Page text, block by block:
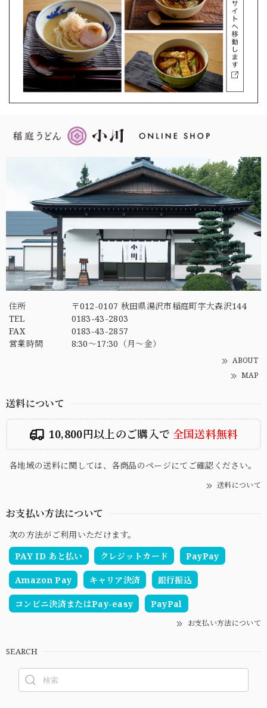
住所
〒012-0107 秋田県湯沢市稲庭町字大森沢144
TEL
0183-43-2803
FAX
0183-43-2857
営業時間
8:30～17:30（月～金）
ABOUT
MAP
送料について
10,800円以上のご購入で 全国送料無料
各地域の送料に関しては、各商品のページにてご確認ください。
送料について
お支払い方法について
次の方法がご利用いただけます。
PAY ID あと払い
クレジットカード PayPay
Amazon Pay キャリア決済 銀行振込
コンビニ決済またはPay-easy PayPal
お支払い方法について
SEARCH